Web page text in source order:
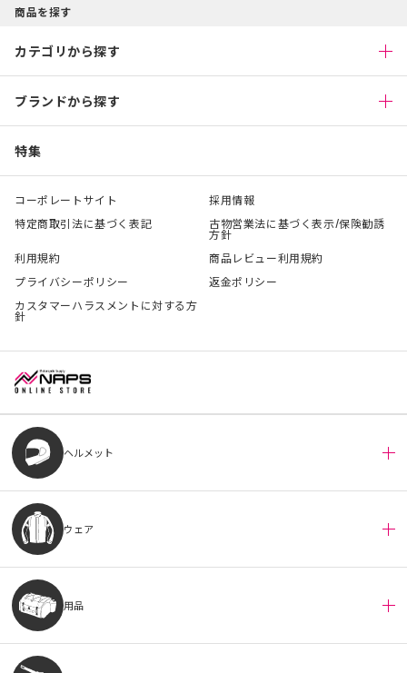
商品を探す
カテゴリから探す
ブランドから探す
特集
コーポレートサイト
採用情報
特定商取引法に基づく表記
古物営業法に基づく表示/保険勧誘
方針
利用規約
商品レビュー利用規約
プライバシーポリシー
返金ポリシー
カスタマーハラスメントに対する方
針
ヘルメット
ウェア
用品